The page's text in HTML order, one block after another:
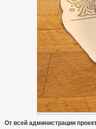
От всей администрации